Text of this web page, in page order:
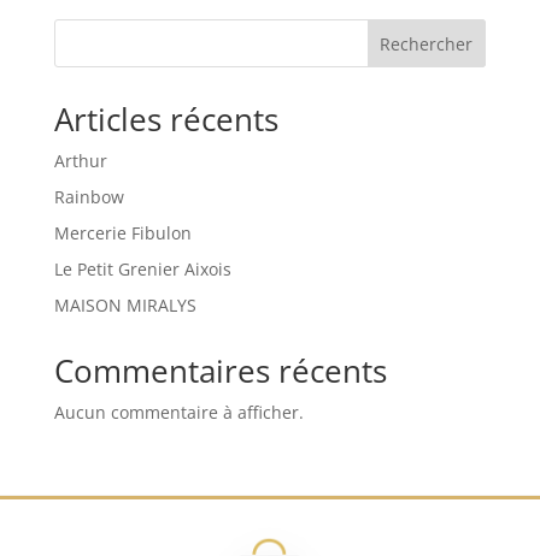
Rechercher
Articles récents
Arthur
Rainbow
Mercerie Fibulon
Le Petit Grenier Aixois
MAISON MIRALYS
Commentaires récents
Aucun commentaire à afficher.